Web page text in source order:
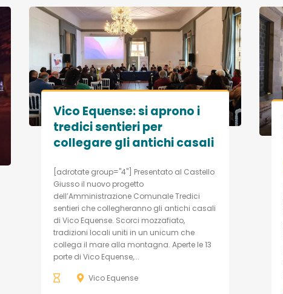
Vico Equense: si aprono i
tredici sentieri per
collegare gli antichi casali
[adrotate group="4"] Presentato al Castello
Giusso il nuovo progetto
dell’Amministrazione Comunale Tredici
sentieri che collegheranno gli antichi casali
di Vico Equense. Scorci mozzafiato,
tradizioni locali uniti in un unicum che
collega il mare alla montagna. Aperte le 13
porte di Vico Equense,...
Vico Equense